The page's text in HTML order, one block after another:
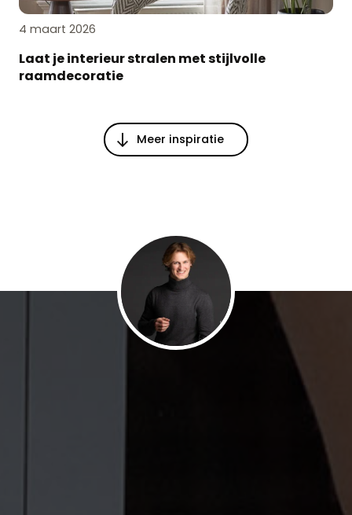
4 maart 2026
Laat je interieur stralen met stijlvolle
raamdecoratie
Meer inspiratie